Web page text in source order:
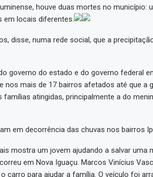
houve duas mortes no município:
em locais diferentes.
disse, numa rede social, que a
governo do estado e do governo federal
nos mais de 17 bairros afetados até que a
atingidas, principalmente a do
em decorrência das chuvas nos bairros
mostra um jovem ajudando a salvar uma
em Nova Iguaçu. Marcos Vinícius
carro para ajudar a família. O veículo foi